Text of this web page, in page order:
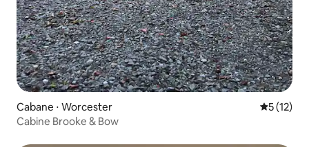
Cabane ⋅ Worcester
5 (12)
Cabine Brooke & Bow